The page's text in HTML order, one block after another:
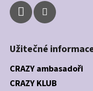
Užitečné
CRAZY ambasadoři
CRAZY KLUB